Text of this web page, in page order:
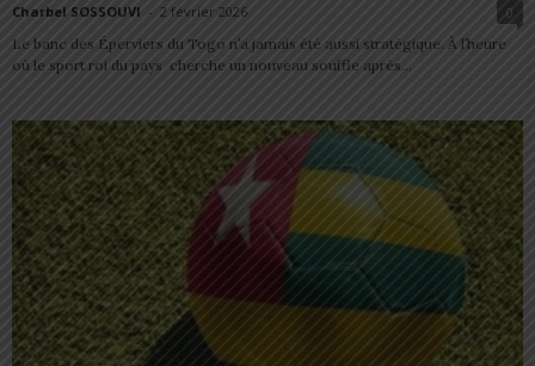
Charbel SOSSOUVI - 2 février 2026
0
Le banc des Éperviers du Togo n’a jamais été aussi stratégique. À l’heure
où le sport roi du pays cherche un nouveau souffle après...